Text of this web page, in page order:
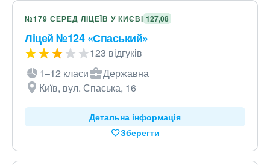
№179 СЕРЕД ЛІЦЕЇВ У КИЄВІ 127,08
Ліцей №124 «Спаський»
123 відгуків
1–12 класи
Державна
Київ, вул. Спаська, 16
Детальна інформація
Зберегти